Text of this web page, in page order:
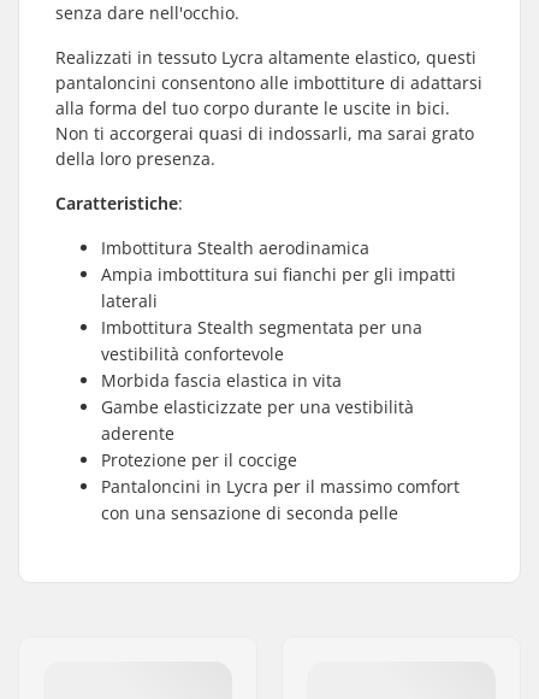
senza dare nell'occhio.
Realizzati in tessuto Lycra altamente elastico, questi
pantaloncini consentono alle imbottiture di adattarsi
alla forma del tuo corpo durante le uscite in bici.
Non ti accorgerai quasi di indossarli, ma sarai grato
della loro presenza.
Caratteristiche:
Imbottitura Stealth aerodinamica
Ampia imbottitura sui fianchi per gli impatti
laterali
Imbottitura Stealth segmentata per una
vestibilità confortevole
Morbida fascia elastica in vita
Gambe elasticizzate per una vestibilità
aderente
Protezione per il coccige
Pantaloncini in Lycra per il massimo comfort
con una sensazione di seconda pelle